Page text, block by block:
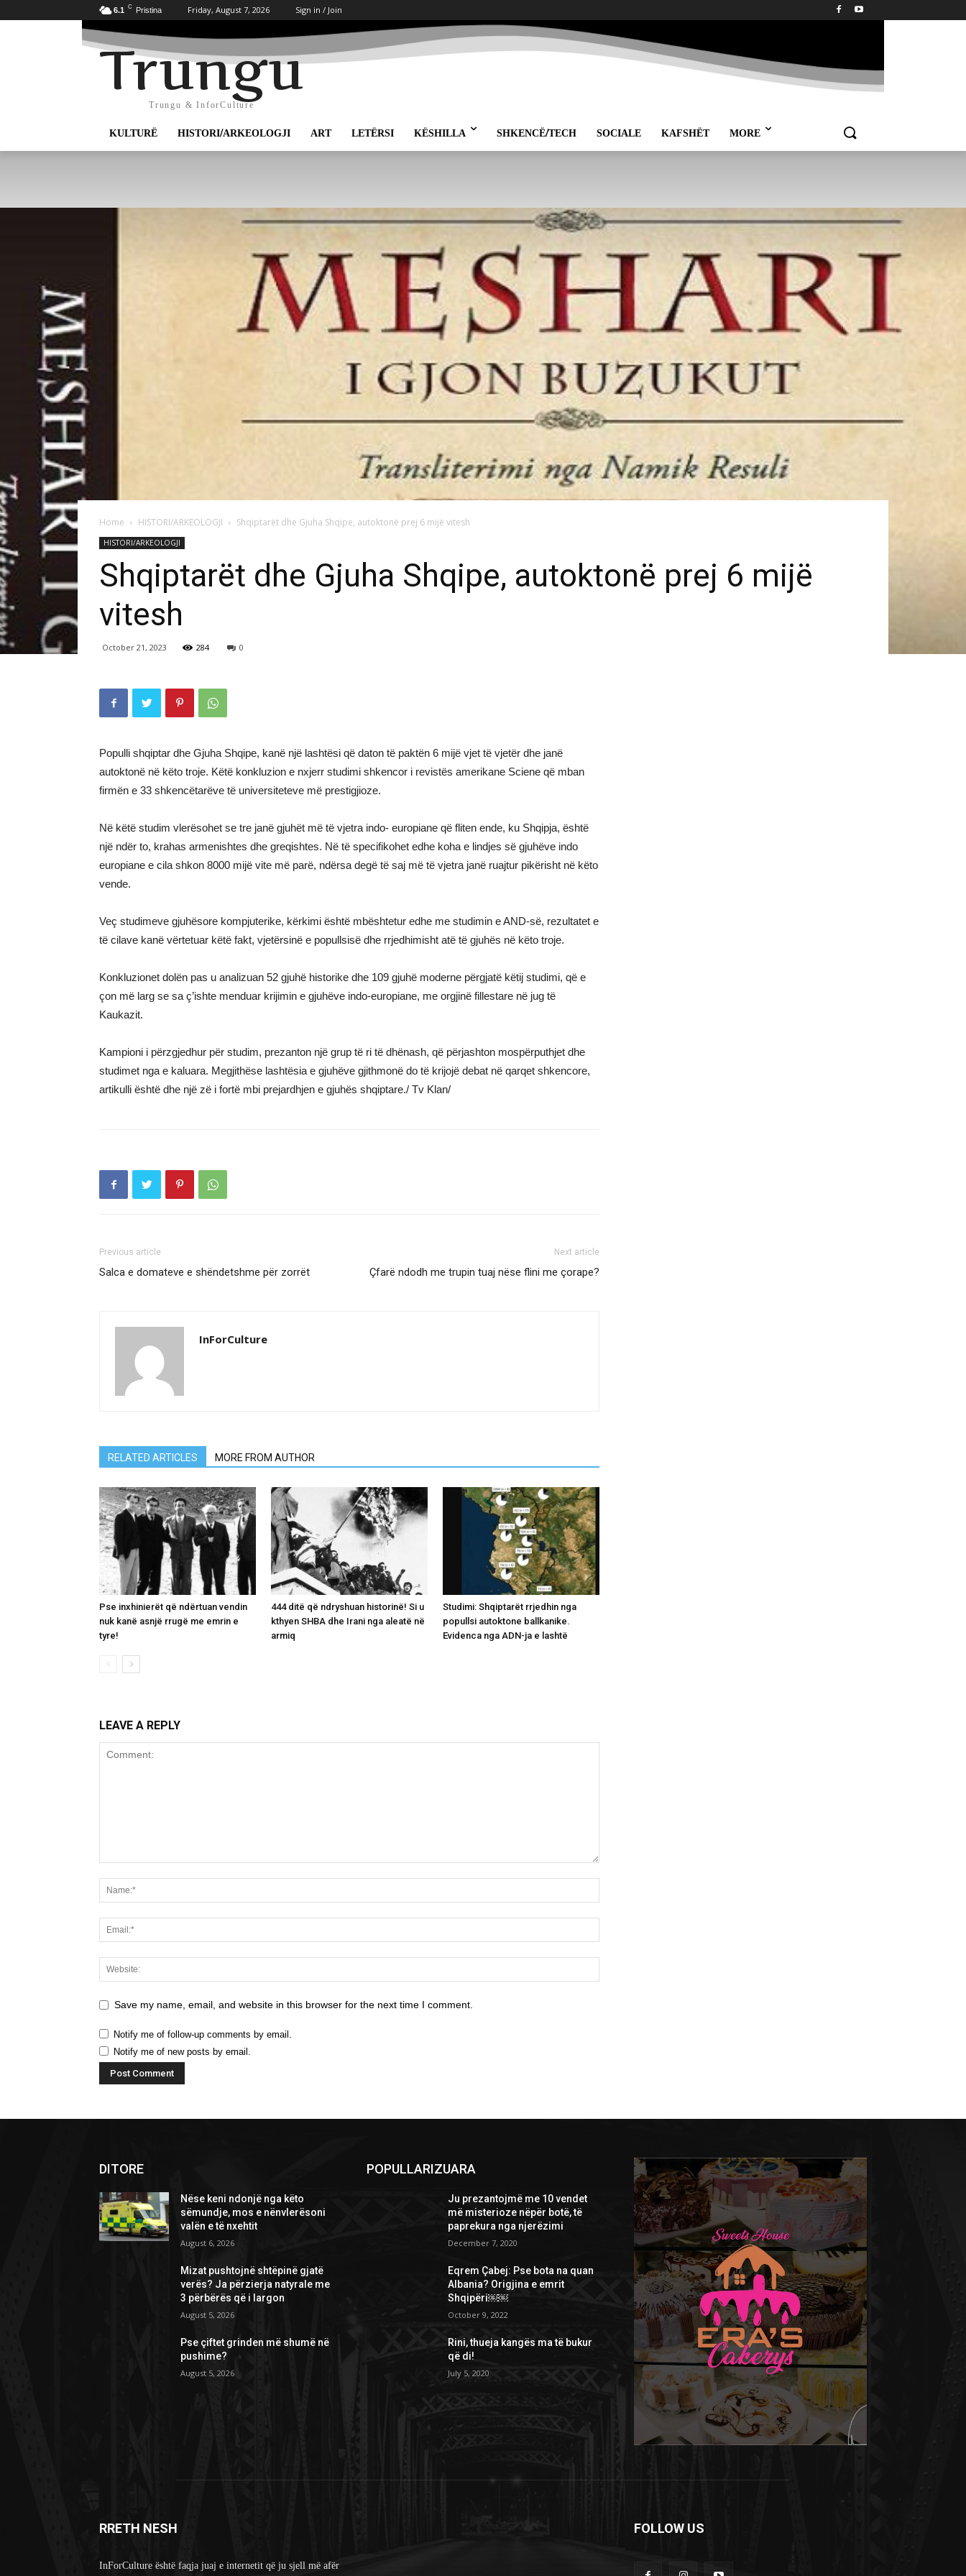
6.1 C Pristina Friday, August 7, 2026 Sign in / Join
Trungu
Trungu & InforCulture
KULTURË HISTORI/ARKEOLOGJI ART LETËRSI KËSHILLA SHKENCË/TECH SOCIALE KAFSHËT MORE
Home HISTORI/ARKEOLOGJI Shqiptarët dhe Gjuha Shqipe, autoktonë prej 6 mijë vitesh
HISTORI/ARKEOLOGJI
Shqiptarët dhe Gjuha Shqipe, autoktonë prej 6 mijë
vitesh
October 21, 2023 284 0
Populli shqiptar dhe Gjuha Shqipe, kanë një lashtësi që daton të paktën 6 mijë vjet të vjetër dhe janë
autoktonë në këto troje. Këtë konkluzion e nxjerr studimi shkencor i revistës amerikane Sciene që mban
firmën e 33 shkencëtarëve të universiteteve më prestigjioze.
Në këtë studim vlerësohet se tre janë gjuhët më të vjetra indo- europiane që fliten ende, ku Shqipja, është
një ndër to, krahas armenishtes dhe greqishtes. Në të specifikohet edhe koha e lindjes së gjuhëve indo
europiane e cila shkon 8000 mijë vite më parë, ndërsa degë të saj më të vjetra janë ruajtur pikërisht në këto
vende.
Veç studimeve gjuhësore kompjuterike, kërkimi është mbështetur edhe me studimin e AND-së, rezultatet e
të cilave kanë vërtetuar këtë fakt, vjetërsinë e popullsisë dhe rrjedhimisht atë të gjuhës në këto troje.
Konkluzionet dolën pas u analizuan 52 gjuhë historike dhe 109 gjuhë moderne përgjatë këtij studimi, që e
çon më larg se sa ç’ishte menduar krijimin e gjuhëve indo-europiane, me orgjinë fillestare në jug të
Kaukazit.
Kampioni i përzgjedhur për studim, prezanton një grup të ri të dhënash, që përjashton mospërputhjet dhe
studimet nga e kaluara. Megjithëse lashtësia e gjuhëve gjithmonë do të krijojë debat në qarqet shkencore,
artikulli është dhe një zë i fortë mbi prejardhjen e gjuhës shqiptare./ Tv Klan/
Previous article
Salca e domateve e shëndetshme për zorrët
Next article
Çfarë ndodh me trupin tuaj nëse flini me çorape?
InForCulture
RELATED ARTICLES MORE FROM AUTHOR
Pse inxhinierët që ndërtuan vendin
nuk kanë asnjë rrugë me emrin e
tyre!
444 ditë që ndryshuan historinë! Si u
kthyen SHBA dhe Irani nga aleatë në
armiq
Studimi: Shqiptarët rrjedhin nga
popullsi autoktone ballkanike.
Evidenca nga ADN-ja e lashtë
LEAVE A REPLY
Save my name, email, and website in this browser for the next time I comment.
Notify me of follow-up comments by email.
Notify me of new posts by email.
DITORE
Nëse keni ndonjë nga këto
sëmundje, mos e nënvlerësoni
valën e të nxehtit
August 6, 2026
Mizat pushtojnë shtëpinë gjatë
verës? Ja përzierja natyrale me
3 përbërës që i largon
August 5, 2026
Pse çiftet grinden më shumë në
pushime?
August 5, 2026
POPULLARIZUARA
Ju prezantojmë me 10 vendet
më misterioze nëpër botë, të
paprekura nga njerëzimi
December 7, 2020
Eqrem Çabej: Pse bota na quan
Albania? Origjina e emrit
Shqipëri￼￼
October 9, 2022
Rini, thueja kangës ma të bukur
që di!
July 5, 2020
RRETH NESH
InForCulture është faqja juaj e internetit që ju sjell më afër
FOLLOW US